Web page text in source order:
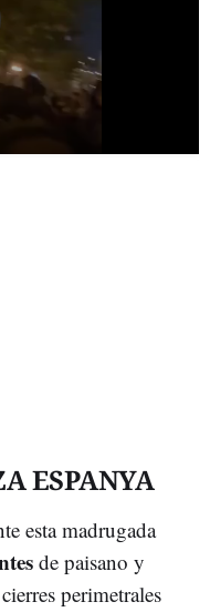
ESPANYA
esta madrugada
de paisano y
perimetrales